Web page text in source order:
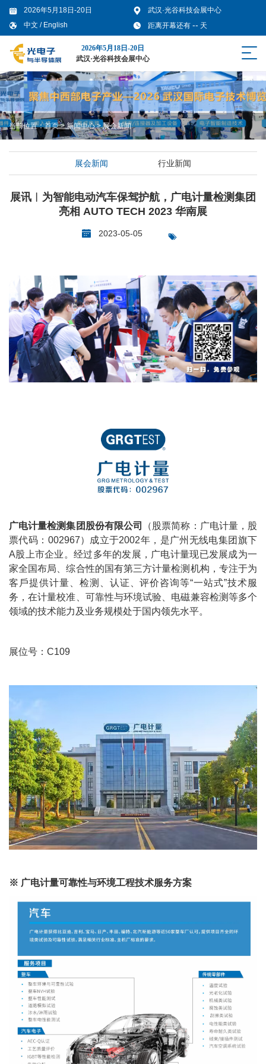
2026年5月18日-20日
武汉·光谷科技会展中心
中文 / English 距离开幕还有 -- 天
2026年5月18日-20日
武汉·光谷科技会展中心
当前位置：首页>新闻中心>展会新闻
展会新闻 行业新闻
展讯︱为智能电动汽车保驾护航，广电计量检测集团
亮相 AUTO TECH 2023 华南展
2023-05-05
广电计量检测集团股份有限公司
（股票简称：广电计量，股
票代码：002967）成立于2002年，是广州无线电集团旗下
A股上市企业。经过多年的发展，广电计量现已发展成为一
家全国布局、综合性的国有第三方计量检测机构，专注于为
客⼾提供计量、检测、认证、评价咨询等“一站式”技术服
务，在计量校准、可靠性与环境试验、电磁兼容检测等多个
领域的技术能力及业务规模处于国内领先水平。
展位号：C109
※ 广电计量可靠性与环境工程技术服务方案